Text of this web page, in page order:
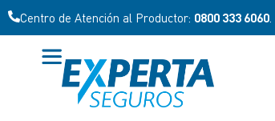
Centro de Atención al Productor: 0800 333 6060